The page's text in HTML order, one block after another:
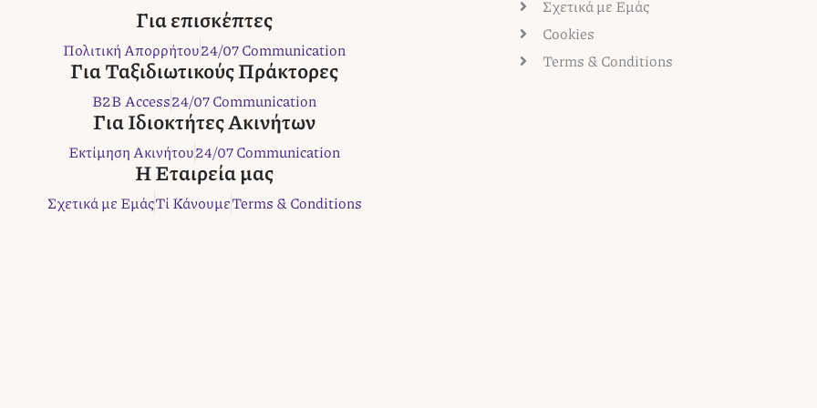
e
b
o
o
k
i
t
t
e
r
s
t
a
g
r
a
m
n
t
e
r
e
s
t
e
r
Για επισκέπτες
Πολιτική Απορρήτου24/07 Communication
Για Ταξιδιωτικούς Πράκτορες
B2B Access24/07 Communication
Για Ιδιοκτήτες Ακινήτων
Εκτίμηση Ακινήτου24/07 Communication
Η Εταιρεία μας
Σχετικά με ΕμάςΤί ΚάνουμεTerms & Conditions
Σχετικά με Εμάς
Cookies
Terms & Conditions